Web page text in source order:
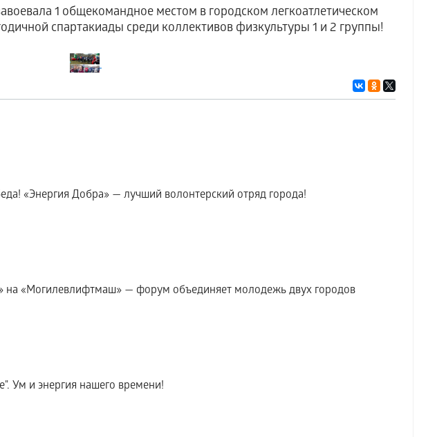
1 общекомандное местом в городском легкоатлетическом
спартакиады среди коллективов физкультуры 1 и 2 группы!
«Энергия Добра» — лучший волонтерский отряд города!
на «Могилевлифтмаш» — форум объединяет молодежь двух городов
Ум и энергия нашего времени!